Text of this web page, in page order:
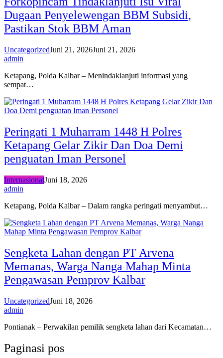
Dugaan Penyelewengan BBM Subsidi,
Pastikan Stok BBM Aman
UncategorizedJuni 21, 2026Juni 21, 2026
admin
Ketapang, Polda Kalbar – Menindaklanjuti informasi yang
sempat…
Peringati 1 Muharram 1448 H Polres
Ketapang Gelar Zikir Dan Doa Demi
penguatan Iman Personel
InternasionalJuni 18, 2026
admin
Ketapang, Polda Kalbar – Dalam rangka peringati menyambut…
Sengketa Lahan dengan PT Arvena
Memanas, Warga Nanga Mahap Minta
Pengawasan Pemprov Kalbar
UncategorizedJuni 18, 2026
admin
Pontianak – Perwakilan pemilik sengketa lahan dari Kecamatan…
Paginasi pos